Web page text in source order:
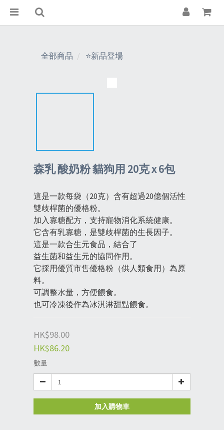
全部商品 ⭐新品登場
森乳 酸奶粉 貓狗用 20克 x 6包
這是一款每袋（20克）含有超過20億個活性
雙歧桿菌的優格粉。
加入寡糖配方，支持寵物消化系統健康。
它含有乳寡糖，是雙歧桿菌的生長因子。
這是一款合生元食品，結合了
益生菌和益生元的協同作用。
它採用優質市售優格粉（供人類食用）為原
料。
可調整水量，方便餵食。
也可冷凍後作為冰淇淋甜點餵食。
HK$98.00
HK$86.20
數量
加入購物車